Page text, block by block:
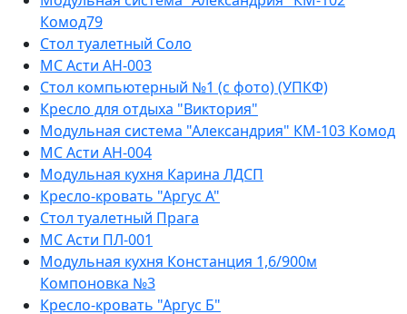
Комод79
Стол туалетный Соло
МС Асти АН-003
Стол компьютерный №1 (с фото) (УПКФ)
Кресло для отдыха "Виктория"
Модульная система "Александрия" КМ-103 Комод
МС Асти АН-004
Модульная кухня Карина ЛДСП
Кресло-кровать "Аргус А"
Стол туалетный Прага
МС Асти ПЛ-001
Модульная кухня Констанция 1,6/900м
Компоновка №3
Кресло-кровать "Аргус Б"